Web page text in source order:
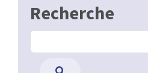
Recherche